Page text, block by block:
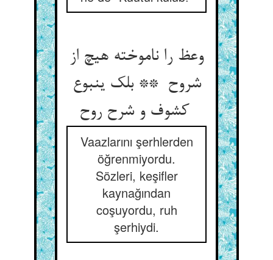
وعظ را ناموخته هیچ از
شروح ** بلک ینبوع
Vaazlarını şerhlerden
öğrenmiyordu.
Sözleri, keşifler
kaynağından
coşuyordu, ruh
şerhiydi.